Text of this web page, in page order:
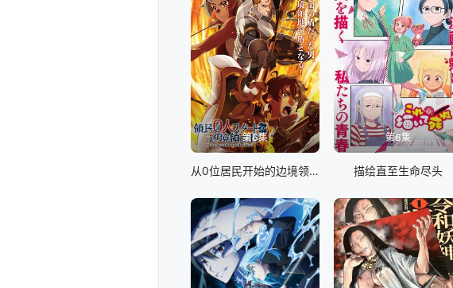
也はその対処に追われることに。さらにそ
――。青春と陰謀が交錯する「ダブルセブ
第6集
从0位居民开始的边境领主大人
第6集
描绘直至生命尽头